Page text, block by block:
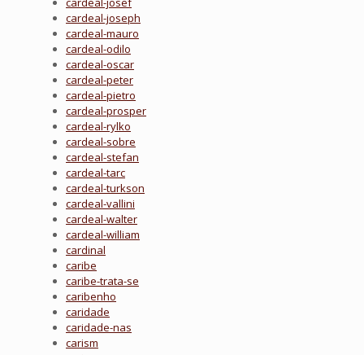
cardeal-joseph
cardeal-mauro
cardeal-odilo
cardeal-oscar
cardeal-peter
cardeal-pietro
cardeal-prosper
cardeal-rylko
cardeal-sobre
cardeal-stefan
cardeal-tarc
cardeal-turkson
cardeal-vallini
cardeal-walter
cardeal-william
cardinal
caribe
caribe-trata-se
caribenho
caridade
caridade-nas
carism